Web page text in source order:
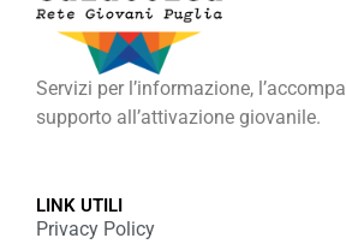
Servizi per l’informazione,
supporto all’attivazione giovanile.
LINK UTILI
Privacy Policy